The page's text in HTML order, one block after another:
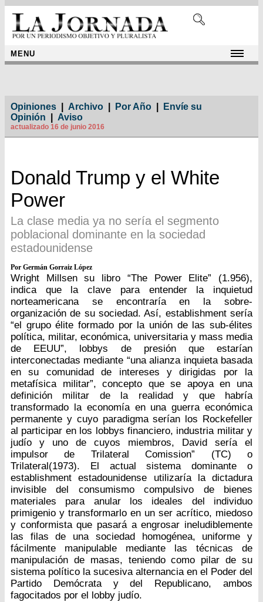
MENU
Opiniones Archivo Por Año
Envíe su
Opinión
Aviso
actualizado 16 de junio 2016
Donald Trump y el White
Power
La clase media ya no sería el segmento
poblacional dominante en la sociedad
estadounidense
Por Germán Gorraiz López
Wright Millsen su libro “The Power Elite” (1.956),
indica que la clave para entender la inquietud
norteamericana se encontraría en la sobre-
organización de su sociedad. Así, establishment sería
“el grupo élite formado por la unión de las sub-élites
política, militar, económica, universitaria y mass media
de EEUU”, lobbys de presión que estarían
interconectadas mediante “una alianza inquieta basada
en su comunidad de intereses y dirigidas por la
metafísica militar”, concepto que se apoya en una
definición militar de la realidad y que habría
transformado la economía en una guerra económica
permanente y cuyo paradigma serían los Rockefeller
al participar en los lobbys financiero, industria militar y
judío y uno de cuyos miembros, David sería el
impulsor de Trilateral Comission” (TC) o
Trilateral(1973). El actual sistema dominante o
establishment estadounidense utilizaría la dictadura
invisible del consumismo compulsivo de bienes
materiales para anular los ideales del individuo
primigenio y transformarlo en un ser acrítico, miedoso
y conformista que pasará a engrosar ineludiblemente
las filas de una sociedad homogénea, uniforme y
fácilmente manipulable mediante las técnicas de
manipulación de masas, teniendo como pilar de su
sistema político la sucesiva alternancia en el Poder del
Partido Demócrata y del Republicano, ambos
fagocitados por el lobby judío.